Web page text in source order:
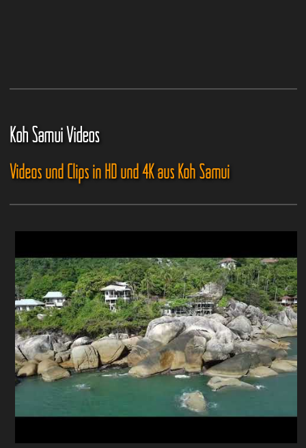
Koh Samui Videos
Videos und Clips in HD und 4K aus Koh Samui